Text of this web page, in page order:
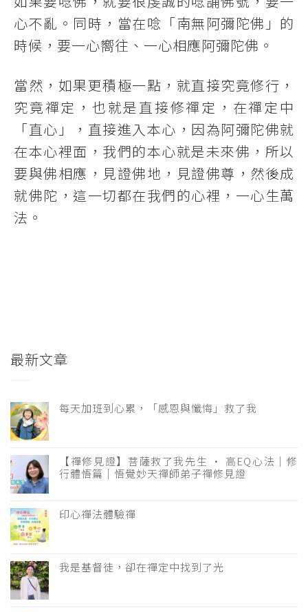
心不亂。同時，當在唸「南無阿彌陀佛」的
時候，要一心嚮往、一心相應阿彌陀佛。
當然，如果更積極一點，就直接究竟修行，
究竟禪定，也就是直接修禪定，在禪定中
「直心」，直接進入本心，因為阿彌陀佛就
在本心裡面，我們的本心就是未來佛，所以
要與佛相應，見證佛地，見證佛尊，然後成
就佛陀，這一切都在我們的心裡，一心生萬
法。
最新文章
每天加班到心累，「感恩與懺悔」救了我
【禪修見證】菩薩救了我先生 · 高EQ心法｜修
行體悟篇｜悟覺妙天禪師弟子禪修見證
印心禪法體驗禪
我是基督徒，卻在禪定中找到了光